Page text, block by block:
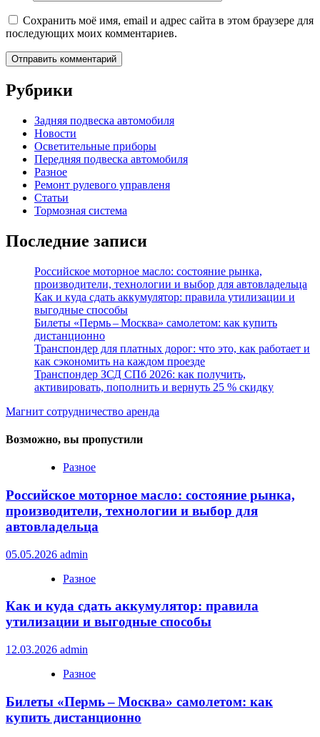
Сохранить моё имя, email и адрес сайта в этом браузере для
последующих моих комментариев.
Рубрики
Задняя подвеска автомобиля
Новости
Осветительные приборы
Передняя подвеска автомобиля
Разное
Ремонт рулевого управленя
Статьи
Тормозная система
Последние записи
Российское моторное масло: состояние рынка,
производители, технологии и выбор для автовладельца
Как и куда сдать аккумулятор: правила утилизации и
выгодные способы
Билеты «Пермь – Москва» самолетом: как купить
дистанционно
Транспондер для платных дорог: что это, как работает и
как сэкономить на каждом проезде
Транспондер ЗСД СПб 2026: как получить,
активировать, пополнить и вернуть 25 % скидку
Магнит сотрудничество аренда
Возможно, вы пропустили
Разное
Российское моторное масло: состояние рынка,
производители, технологии и выбор для
автовладельца
05.05.2026 admin
Разное
Как и куда сдать аккумулятор: правила
утилизации и выгодные способы
12.03.2026 admin
Разное
Билеты «Пермь – Москва» самолетом: как
купить дистанционно